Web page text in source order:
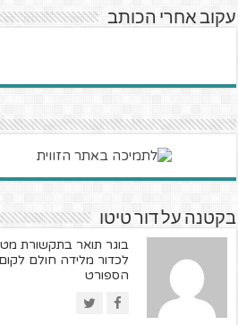
עקוב אחרי הכותב
בקטנה על דור טיטו
בוגר תואר בתקשורת
לכדור מלידה חולם
הספורט